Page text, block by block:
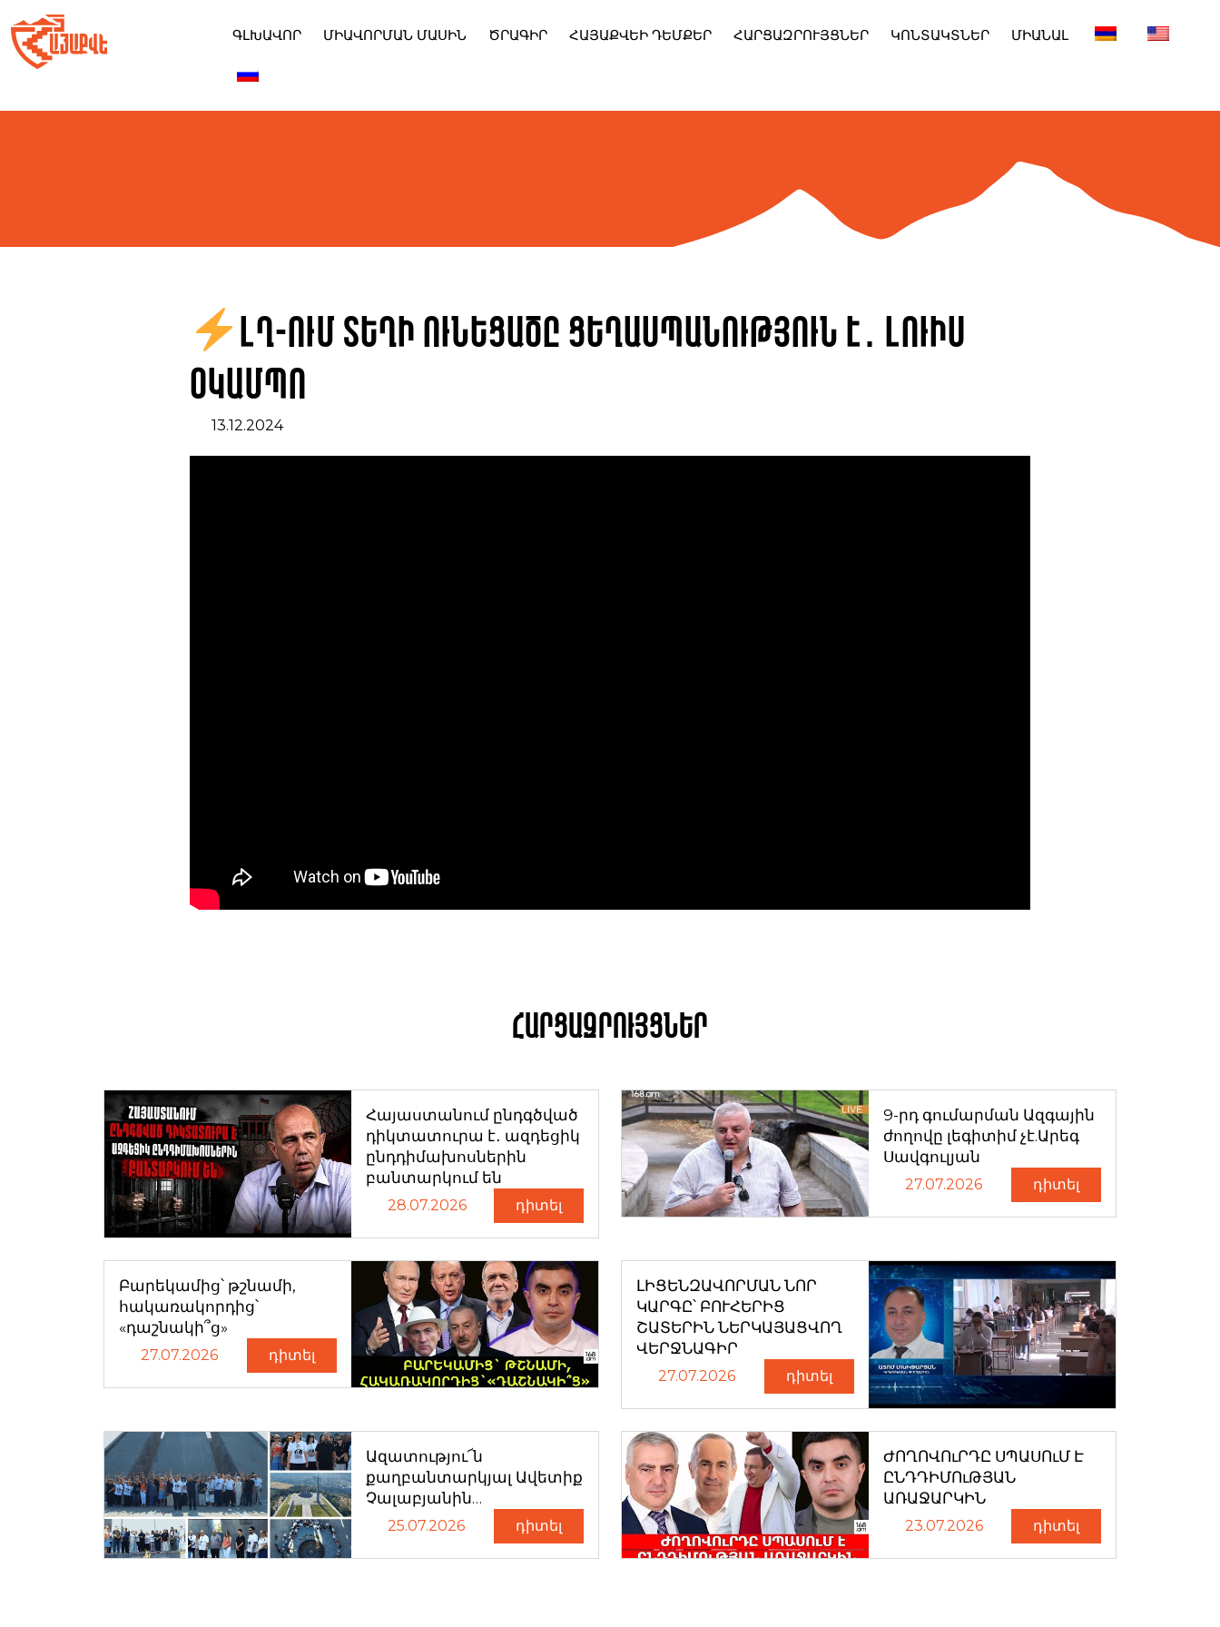
to
content
ԳԼԽԱՎՈՐ ՄԻԱՎՈՐՄԱՆ ՄԱՍԻՆ ԾՐԱԳԻՐ ՀԱՅԱՔՎԵԻ ԴԵՄՔԵՐ ՀԱՐՑԱԶՐՈՒՅՑՆԵՐ ԿՈՆՏԱԿՏՆԵՐ ՄԻԱՆԱԼ
ԼՂ-ում տեղի ունեցածը ցեղասպանություն է․ Լուիս
Օկամպո
13.12.2024
Հարցազրույցներ
Հայաստանում ընդգծված
դիկտատուրա է․ ազդեցիկ
ընդդիմախոսներին
բանտարկում են
28.07.2026 դիտել
9-րդ գումարման Ազգային
ժողովը լեգիտիմ չէ.Արեգ
Սավգուլյան
27.07.2026 դիտել
Բարեկամից՝ թշնամի,
հակառակորդից՝
«դաշնակի՞ց»
27.07.2026 դիտել
ԼԻՑԵՆԶԱՎՈՐՄԱՆ ՆՈՐ
ԿԱՐԳԸ՝ ԲՈՒՀԵՐԻՑ
ՇԱՏԵՐԻՆ ՆԵՐԿԱՅԱՑՎՈՂ
ՎԵՐՋՆԱԳԻՐ
27.07.2026 դիտել
Ազատությու՜ն
քաղբանտարկյալ Ավետիք
Չալաբյանին…
25.07.2026 դիտել
ԺՈՂՈՎՈւՐԴԸ ՍՊԱՍՈւՄ Է
ԸՆԴԴԻՄՈւԹՅԱՆ
ԱՌԱՋԱՐԿԻՆ
23.07.2026 դիտել